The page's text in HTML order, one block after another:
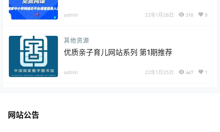
admin 22年1月26日 310 0
其他资源
优质亲子育儿网站系列 第1期推荐
admin 22年1月25日 467 1
网站公告